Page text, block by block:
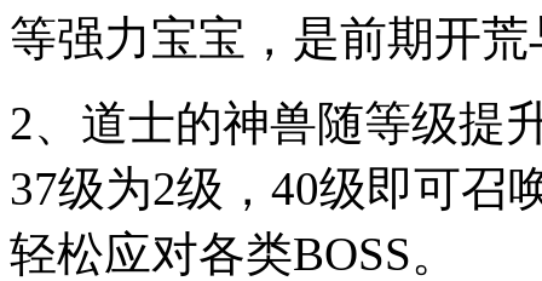
等强力宝宝，是前期开
2、道士的神兽随等级提
37级为2级，40级即可召
轻松应对各类BOSS。